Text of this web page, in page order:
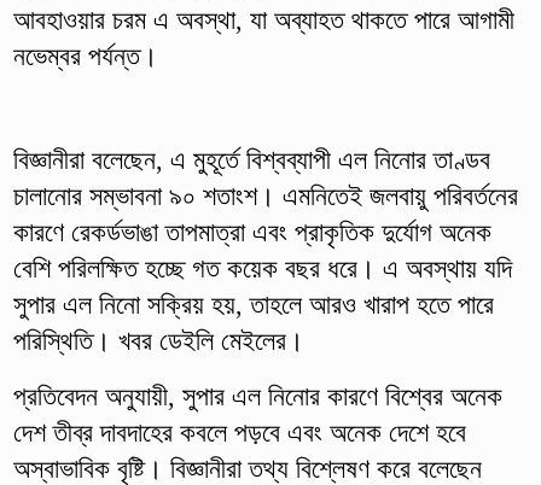
আবহাওয়ার চরম এ অবস্থা, যা অব্যাহত থাকতে পারে আগামী
নভেম্বর পর্যন্ত।
বিজ্ঞানীরা বলেছেন, এ মুহূর্তে বিশ্বব্যাপী এল নিনোর তাণ্ডব
চালানোর সম্ভাবনা ৯০ শতাংশ। এমনিতেই জলবায়ু পরিবর্তনের
কারণে রেকর্ডভাঙা তাপমাত্রা এবং প্রাকৃতিক দুর্যোগ অনেক
বেশি পরিলক্ষিত হচ্ছে গত কয়েক বছর ধরে। এ অবস্থায় যদি
সুপার এল নিনো সক্রিয় হয়, তাহলে আরও খারাপ হতে পারে
পরিস্থিতি। খবর ডেইলি মেইলের।
প্রতিবেদন অনুযায়ী, সুপার এল নিনোর কারণে বিশ্বের অনেক
দেশ তীব্র দাবদাহের কবলে পড়বে এবং অনেক দেশে হবে
অস্বাভাবিক বৃষ্টি। বিজ্ঞানীরা তথ্য বিশ্লেষণ করে বলেছেন